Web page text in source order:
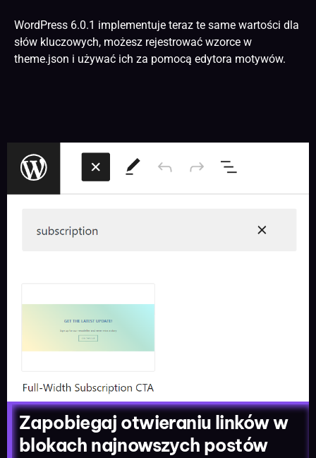
WordPress 6.0.1 implementuje teraz te same wartości dla
słów kluczowych, możesz rejestrować wzorce w
theme.json i używać ich za pomocą edytora motywów.
Zapobiegaj otwieraniu linków w
blokach najnowszych postów